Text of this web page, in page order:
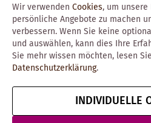
Copyright © 2026
ImpressumAGBDatenschutz
Wir verwenden Cookies, um
persönliche Angebote zu machen
verbessern. Wenn Sie keine
und auswählen, kann dies Ihre
Sie mehr wissen möchten, lesen
Datenschutzerklärung.
INDIVIDUELLE